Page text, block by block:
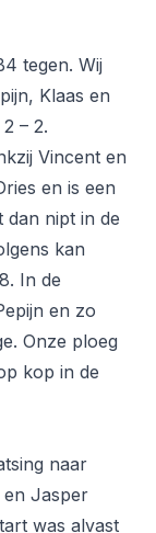
tegen. Wij
Klaas en
– 2.
Vincent en
en is een
dan nipt in de
kan
In de
en zo
Onze ploeg
kop in de
naar
Jasper
was alvast